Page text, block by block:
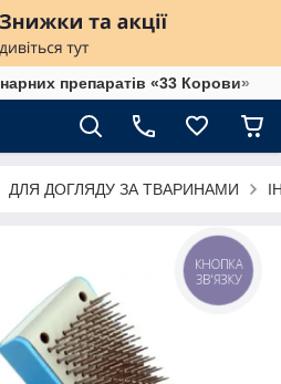
препаратів «33 Корови»
ДЛЯ ДОГЛЯДУ ЗА ТВАРИНАМИ
КНОПКА
ЗВ'ЯЗКУ